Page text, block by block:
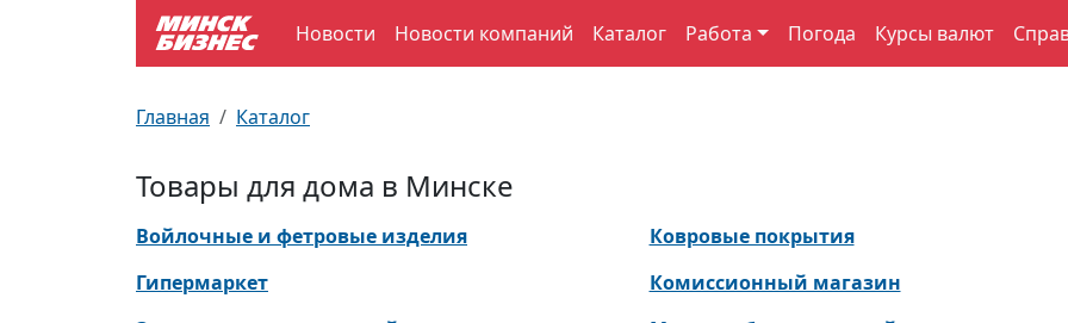
Новости Новости компаний Каталог Работа Погода Курсы валют
Главная Каталог
Товары для дома в Минске
Войлочные и фетровые изделия
Гипермаркет
Ковровые покрытия
Комиссионный магазин
Улицы Минска
Пробки на дорогах